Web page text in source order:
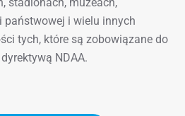
i wielu innych
tych, które są zobowiązane do
NDAA.